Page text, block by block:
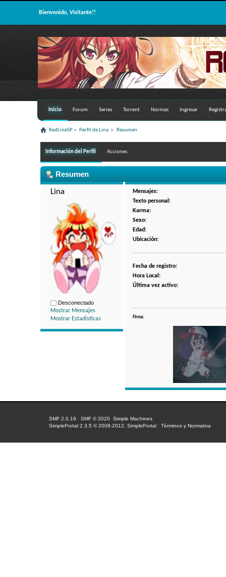
Bienvenido, Visitante!!
Inicio Forum Series Torrent Normas Ingresar
RedLineSP » Perfil de Lina » Resumen
Información del Perfil Acciones
Resumen
Lina
Desconectado
Mostrar Mensajes
Mostrar Estadísticas
Mensajes:
Texto personal:
Karma:
Sexo:
Edad:
Ubicación:
Fecha de registro:
Hora Local:
Última vez activo:
Firma:
SMF 2.0.19 |SMF © 2020 ,Simple Machines
SimplePortal 2.3.5 © 2008-2012, SimplePortal
|Términos y Normativa